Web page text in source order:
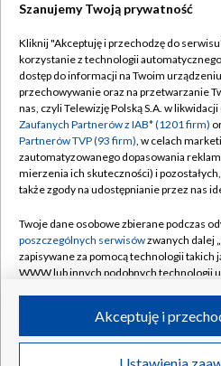
TVP
Abonament TVP
Emisja w TVP
Centrum informacji TVP
Naziemna Telewizja Cyfrowa
Rada Programowa
System NOS
Informacje o nadawcy
Program dla prasy
Polityka
Moje
Pomoc
©2026 Telewizja
Szanujemy Twoją prywatność
Kliknij "Akceptuję i przechodzę do
korzystanie z technologii
dostęp do informacji na Twoim
przechowywanie oraz na przetwarzanie
nas, czyli Telewizję Polską S.A. w
Zaufanych Partnerów z IAB* (1201 firm)
Partnerów TVP (93 firm), w celach
zautomatyzowanego dopasowania
mierzenia ich skuteczności) i
także zgody na udostępnianie przez nas
Twoje dane osobowe zbierane podczas
poszczególnych serwisówzwanych dalej
zapisywane za pomocą technologii takich
WWW lub innych podobnych technologii
ruchu w Internecie.
Twoje dane osobowe zbierane podczas
Akceptuję i